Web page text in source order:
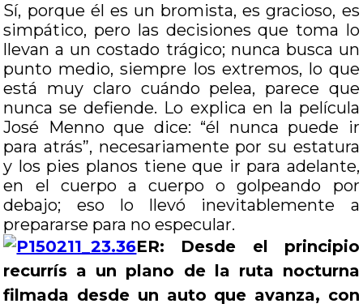
Sí, porque él es un bromista, es gracioso, es
simpático, pero las decisiones que toma lo
llevan a un costado trágico; nunca busca un
punto medio, siempre los extremos, lo que
está muy claro cuándo pelea, parece que
nunca se defiende. Lo explica en la película
José Menno que dice: “él nunca puede ir
para atrás”, necesariamente por su estatura
y los pies planos tiene que ir para adelante,
en el cuerpo a cuerpo o golpeando por
debajo; eso lo llevó inevitablemente a
prepararse para no especular.
ER: Desde el principio
recurrís a un plano de la ruta nocturna
filmada desde un auto que avanza, con